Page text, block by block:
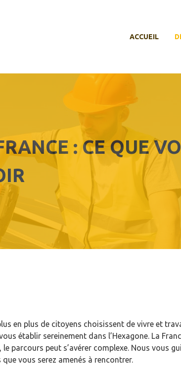
ACCUEIL
: CE QUE
en plus de citoyens choisissent de vivre et
établir sereinement dans l’Hexagone. La
parcours peut s’avérer complexe. Nous vous
vous serez amenés à rencontrer.